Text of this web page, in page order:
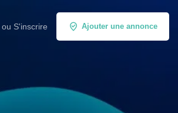
ou S'inscrire Ajouter une annonce